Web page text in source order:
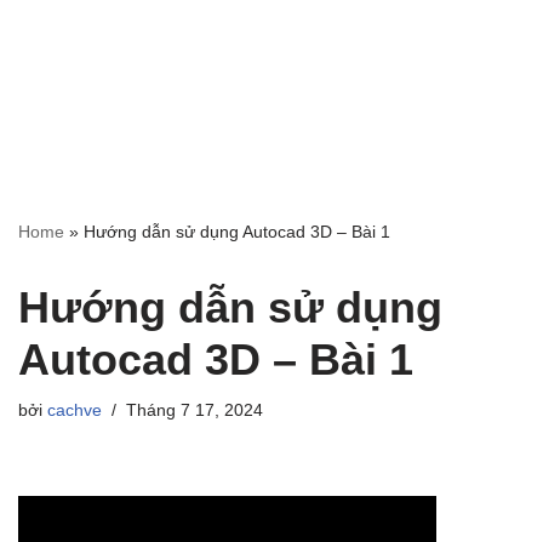
Home » Hướng dẫn sử dụng Autocad 3D – Bài 1
Hướng dẫn sử dụng
Autocad 3D – Bài 1
bởi cachve Tháng 7 17, 2024